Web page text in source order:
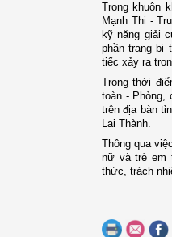
Trong khuôn
Mạnh Thi -
kỹ năng giải
phần trang bị
tiếc xảy ra
Trong thời
toàn - Phòng,
trên địa bàn
Lai Thành.
Thông qua
nữ và trẻ em
thức, trách